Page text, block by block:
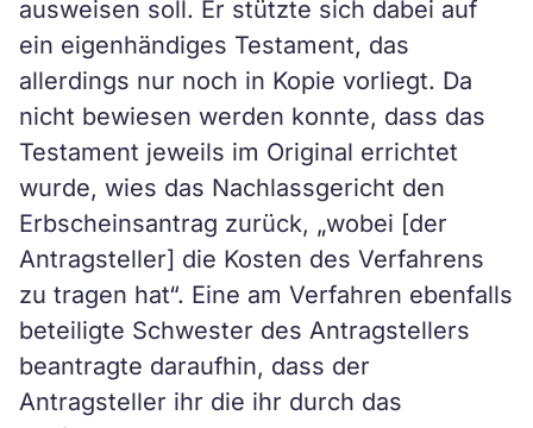
ausweisen soll. Er stützte sich dabei auf
ein eigenhändiges Testament, das
allerdings nur noch in Kopie vorliegt. Da
nicht bewiesen werden konnte, dass das
Testament jeweils im Original errichtet
wurde, wies das Nachlassgericht den
Erbscheinsantrag zurück, „wobei [der
Antragsteller] die Kosten des Verfahrens
zu tragen hat“. Eine am Verfahren ebenfalls
beteiligte Schwester des Antragstellers
beantragte daraufhin, dass der
Antragsteller ihr die ihr durch das